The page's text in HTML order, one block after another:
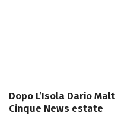
Dopo L’Isola Dario
Cinque News estate